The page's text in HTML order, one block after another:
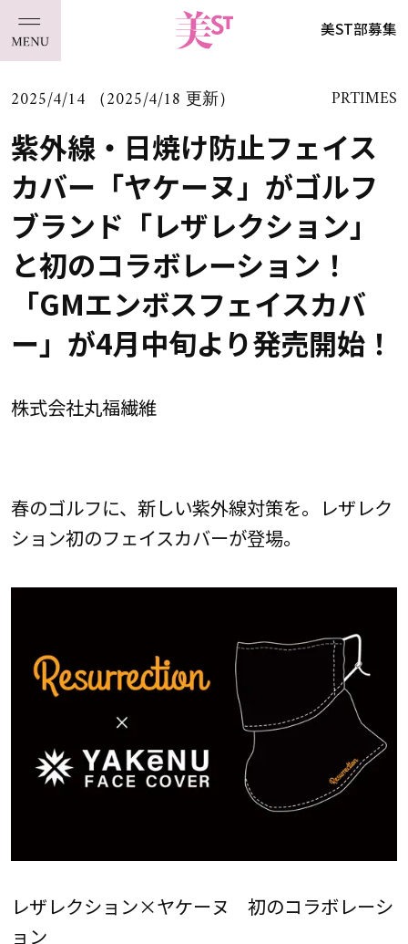
美ST部募集
2025/4/14 （2025/4/18 更新） PRTIMES
紫外線・日焼け防止フェイス
カバー「ヤケーヌ」がゴルフ
ブランド「レザレクション」
と初のコラボレーション！
「GMエンボスフェイスカバ
ー」が4月中旬より発売開始！
株式会社丸福繊維
春のゴルフに、新しい紫外線対策を。レザレク
ション初のフェイスカバーが登場。
レザレクション×ヤケーヌ 初のコラボレーシ
ョン